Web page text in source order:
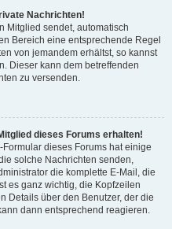
Nachrichten!
Mitglied sendet, automatisch
Bereich eine entsprechende Regel
von jemandem erhältst, so kannst
Dieser kann dem betreffenden
zu versenden.
dieses Forums erhalten!
dieses Forums hat einige
solche Nachrichten senden,
die komplette E-Mail, die
es ganz wichtig, die Kopfzeilen
Details über den Benutzer, der die
dann entsprechend reagieren.